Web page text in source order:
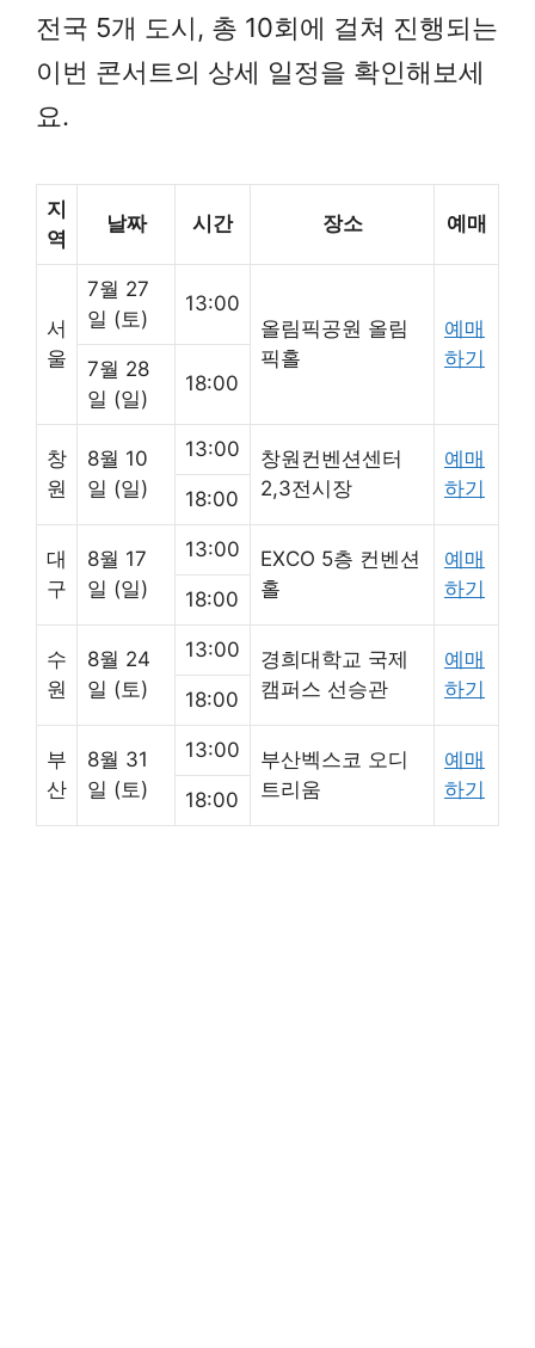
전국 5개 도시, 총 10회에 걸쳐 진행되는
이번 콘서트의 상세 일정을 확인해보세
요.
지
역
날짜 시간 장소 예매
서
울
7월 27
일 (토)
13:00
올림픽공원 올림
픽홀
예매
하기
7월 28
일 (일)
18:00
창
원
8월 10
일 (일)
13:00
창원컨벤션센터
2,3전시장
예매
하기
18:00
대
구
8월 17
일 (일)
13:00
EXCO 5층 컨벤션
홀
예매
하기
18:00
수
원
8월 24
일 (토)
13:00
경희대학교 국제
캠퍼스 선승관
예매
하기
18:00
부
산
8월 31
일 (토)
13:00
부산벡스코 오디
트리움
예매
하기
18:00